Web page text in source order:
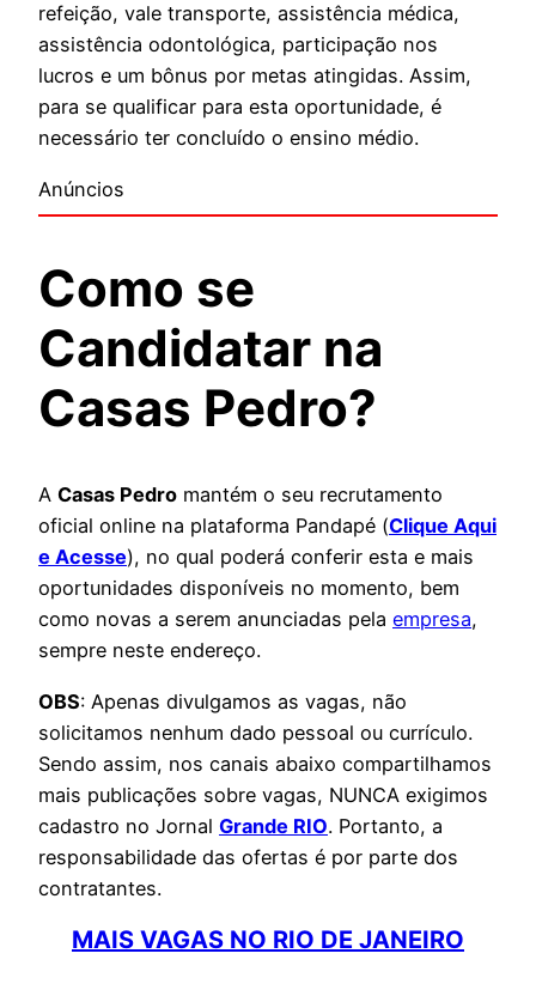
refeição, vale transporte, assistência médica,
assistência odontológica, participação nos
lucros e um bônus por metas atingidas. Assim,
para se qualificar para esta oportunidade, é
necessário ter concluído o ensino médio.
Anúncios
Como se
Candidatar na
Casas Pedro?
A Casas Pedro mantém o seu recrutamento
oficial online na plataforma Pandapé (Clique Aqui
e Acesse), no qual poderá conferir esta e mais
oportunidades disponíveis no momento, bem
como novas a serem anunciadas pela empresa,
sempre neste endereço.
OBS: Apenas divulgamos as vagas, não
solicitamos nenhum dado pessoal ou currículo.
Sendo assim, nos canais abaixo compartilhamos
mais publicações sobre vagas, NUNCA exigimos
cadastro no Jornal Grande RIO. Portanto, a
responsabilidade das ofertas é por parte dos
contratantes.
MAIS VAGAS NO RIO DE JANEIRO